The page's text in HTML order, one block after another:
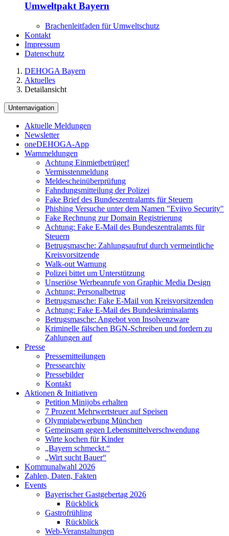
Umweltpakt Bayern
Brachenleitfaden für Umweltschutz
Kontakt
Impressum
Datenschutz
DEHOGA Bayern
Aktuelles
Detailansicht
Unternavigation
Aktuelle Meldungen
Newsletter
oneDEHOGA-App
Warnmeldungen
Achtung Einmietbetrüger!
Vermisstenmeldung
Meldescheinüberprüfung
Fahndungsmitteilung der Polizei
Fake Brief des Bundeszentralamts für Steuern
Phishing Versuche unter dem Namen "Eviivo Security"
Fake Rechnung zur Domain Registrierung
Achtung: Fake E-Mail des Bundeszentralamts für
Steuern
Betrugsmasche: Zahlungsaufruf durch vermeintliche
Kreisvorsitzende
Walk-out Warnung
Polizei bittet um Unterstützung
Unseriöse Werbeanrufe von Graphic Media Design
Achtung: Personalbetrug
Betrugsmasche: Fake E-Mail von Kreisvorsitzenden
Achtung: Fake E-Mail des Bundeskriminalamts
Betrugsmasche: Angebot von Insolvenzware
Kriminelle fälschen BGN-Schreiben und fordern zu
Zahlungen auf
Presse
Pressemitteilungen
Pressearchiv
Pressebilder
Kontakt
Aktionen & Initiativen
Petition Minijobs erhalten
7 Prozent Mehrwertsteuer auf Speisen
Olympiabewerbung München
Gemeinsam gegen Lebensmittelverschwendung
Wirte kochen für Kinder
„Bayern schmeckt.“
„Wirt sucht Bauer“
Kommunalwahl 2026
Zahlen, Daten, Fakten
Events
Bayerischer Gastgebertag 2026
Rückblick
Gastrofrühling
Rückblick
Web-Veranstaltungen